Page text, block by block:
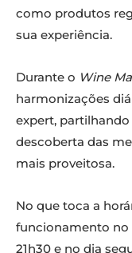
como produtos
sua experiência.
Durante o Wine
harmonizações
expert,
descoberta das
mais proveitosa.
No que toca a
funcionamento no
21h30 e no dia